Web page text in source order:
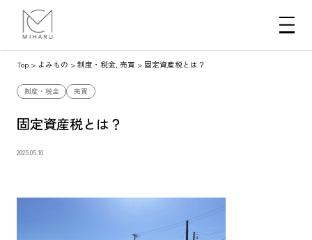
Top> よみもの > 制度・税金, 売買 > 固定資産税とは？
制度・税金 売買
固定資産税とは？
2025.05.10